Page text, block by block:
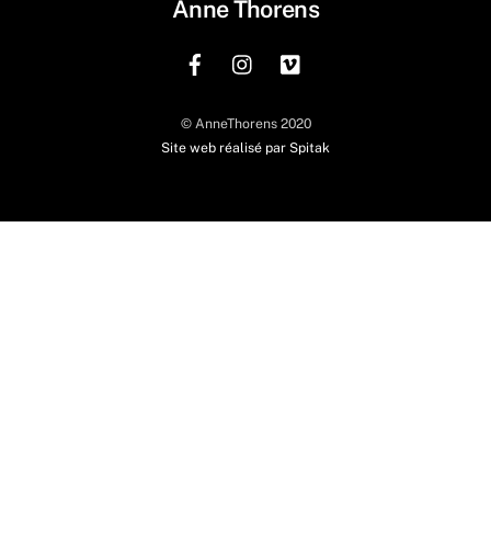
Anne Thorens
© AnneThorens 2020
Site web réalisé par Spitak